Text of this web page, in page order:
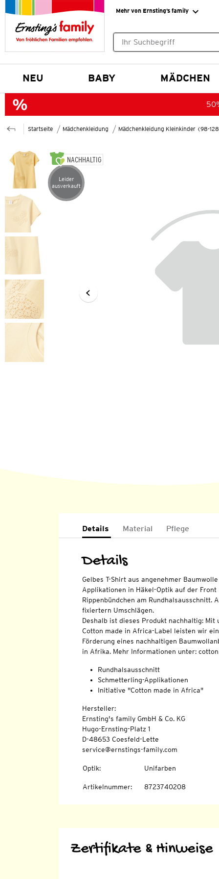
Mehr von Ernsting’s family
NEU BABY MÄDCHEN
Startseite Mädchenkleidung Mädchenkleidung Kleinkinder (98-
NACHHALTIG
Artikel leider ausverkauft
Leider
ausverkauft
Details Material Pflege
Details
Gelbes T-Shirt aus angenehmer
Applikationen in Häkel-Optik auf der Front
Rippenbündchen am Rundhalsausschnitt.
fixiertern Umschlägen.
Deshalb ist dieses Produkt nachhaltig: Mit
Cotton made in Africa-Label leisten wir
Förderung eines nachhaltigen
in Afrika. Mehr Informationen unter:
Rundhalsausschnitt
Schmetterling-Applikationen
Initiative "Cotton made in Africa"
Hersteller:
Ernsting's family GmbH & Co. KG
Hugo-Ernsting-Platz 1
D-48653 Coesfeld-Lette
service@ernstings-family.com
Optik: Unifarben
Artikelnummer: 8723740208
Zertifikate & Hinweise